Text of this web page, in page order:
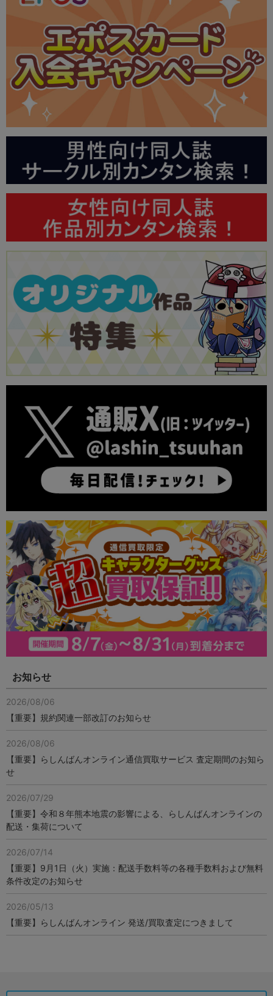
お知らせ
2026/08/06
【重要】規約関連一部改訂のお知らせ
2026/08/06
【重要】らしんばんオンライン通信買取サービス 査定期間のお知ら
せ
2026/07/29
【重要】令和８年熊本地震の影響による、らしんばんオンラインの
配送・集荷について
2026/07/14
【重要】9月1日（火）実施：配送手数料等の各種手数料および無料
条件改定のお知らせ
2026/05/13
【重要】らしんばんオンライン 発送/買取査定につきまして